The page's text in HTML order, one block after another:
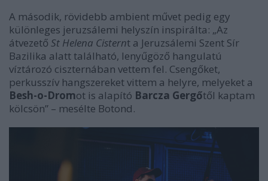
A második, rövidebb ambient művet pedig egy
különleges jeruzsálemi helyszín inspirálta: „Az
átvezető St Helena Cisternt a Jeruzsálemi Szent Sír
Bazilika alatt található, lenyűgöző hangulatú
víztározó ciszternában vettem fel. Csengőket,
perkusszív hangszereket vittem a helyre, melyeket a
Besh-o-Dromot is alapító Barcza Gergőtől kaptam
kölcsön” – mesélte Botond.